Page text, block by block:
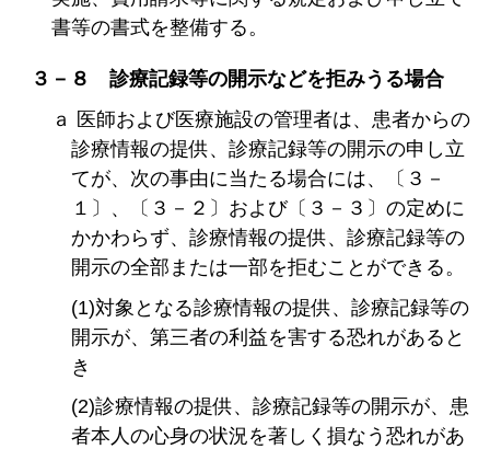
書等の書式を整備する。
３－８ 診療記録等の開示などを拒みうる場合
ａ 医師および医療施設の管理者は、患者からの
診療情報の提供、診療記録等の開示の申し立
てが、次の事由に当たる場合には、〔３－
１〕、〔３－２〕および〔３－３〕の定めに
かかわらず、診療情報の提供、診療記録等の
開示の全部または一部を拒むことができる。
(1)対象となる診療情報の提供、診療記録等の
開示が、第三者の利益を害する恐れがあると
き
(2)診療情報の提供、診療記録等の開示が、患
者本人の心身の状況を著しく損なう恐れがあ